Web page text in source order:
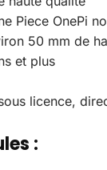
Piece OnePi
50 mm de
et plus
licence,
: